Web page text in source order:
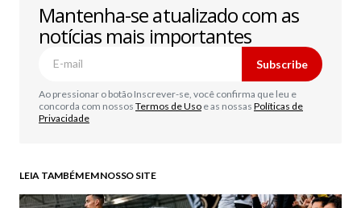
Mantenha-se atualizado com as
notícias mais importantes
Subscribe
Ao pressionar o botão Inscrever-se, você confirma que leu e
concorda com nossos Termos de Uso e as nossas Políticas de
Privacidade
LEIA TAMBÉM EM NOSSO SITE